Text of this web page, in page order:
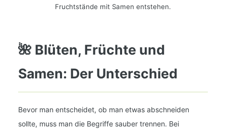
Fruchtstände mit Samen entstehen.
🌺 Blüten, Früchte und
Samen: Der Unterschied
Bevor man entscheidet, ob man etwas abschneiden
sollte, muss man die Begriffe sauber trennen. Bei